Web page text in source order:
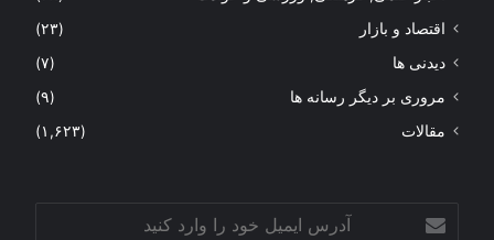
اقتصاد و بازار
(۲۳)
دیدنی ها
(۷)
مروری بر دیگر رسانه ها
(۹)
مقالات
(۱,۶۲۳)
ایمیل